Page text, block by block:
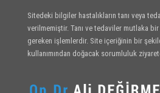
Sitedeki bilgiler hastalıkların tanı veya
verilmemiştir. Tanı ve tedaviler mutlaka bir
gereken işlemlerdir. Site içeriğinin bir
kullanımından doğacak sorumluluk